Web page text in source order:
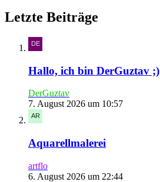
Letzte Beiträge
Hallo, ich bin DerGuztav ;)
DerGuztav
7. August 2026 um 10:57
Aquarellmalerei
artflo
6. August 2026 um 22:44